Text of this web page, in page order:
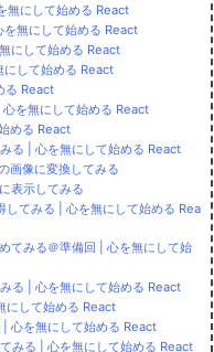
にして始める React
無にして始める React
にして始める React
して始める React
る React
を無にして始める React
める React
る | 心を無にして始める React
画像に変換してみる
表示してみる
てみる | 心を無にして始める Rea
てみる＠準備回 | 心を無にして始
る | 心を無にして始める React
にして始める React
心を無にして始める React
みる | 心を無にして始める React